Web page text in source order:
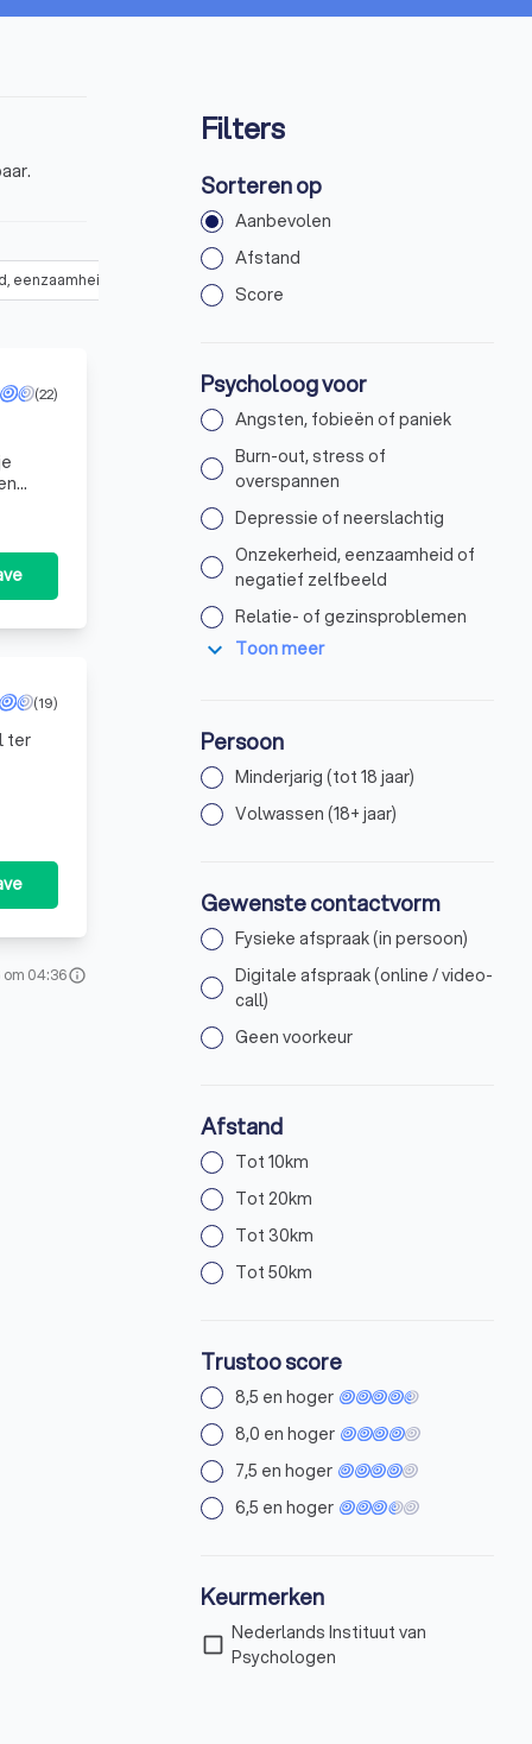
eenzaamheid of negatief zelfbeeld
(22)
(19)
ter
04:36info
Filters
Sorteren op
Aanbevolen
Afstand
Score
Psycholoog voor
Angsten, fobieën of paniek
Burn-out, stress of
overspannen
Depressie of neerslachtig
Onzekerheid, eenzaamheid of
negatief zelfbeeld
Relatie- of gezinsproblemen
expand_more Toon meer
Persoon
Minderjarig (tot 18 jaar)
Volwassen (18+ jaar)
Gewenste contactvorm
Fysieke afspraak (in persoon)
Digitale afspraak (online / video-
call)
Geen voorkeur
Afstand
Tot 10km
Tot 20km
Tot 30km
Tot 50km
Trustoo score
8,5 en hoger
8,0 en hoger
7,5 en hoger
6,5 en hoger
Keurmerken
check_box_outline_blank
Nederlands Instituut van
Psychologen